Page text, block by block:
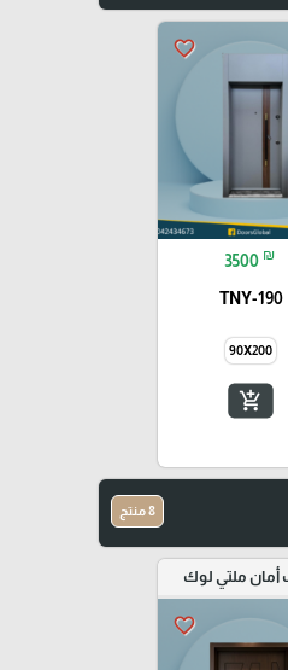
favorite_border
3500 ₪
TNY-190
90X200
add_shopping_cart
8 منتج
أمان ملتي لوك
favorite_border